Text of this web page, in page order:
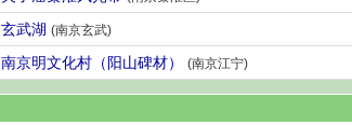
玄武湖 (南京玄武)
南京明文化村（阳山碑材） (南京江宁)